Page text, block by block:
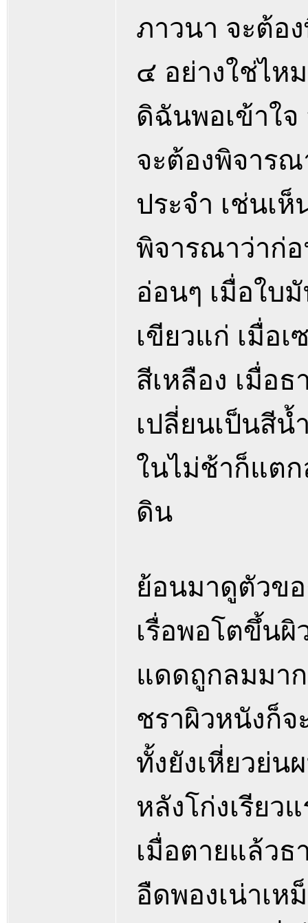
ภาวนา จะต้อ
๔ อย่างใช่ไห
ดิฉันพอเข้าใจ
จะต้องพิจาร
ประจำ เช่นเ
พิจารณาว่าก่
อ่อนๆ เมื่อใบ
เขียวแก่ เมื่อ
สีเหลือง เมื่อ
เปลี่ยนเป็นสี
ในไม่ช้าก็แตก
ดิน
ย้อนมาดูตัวขอ
เรื่อพอโตขึ้นผิ
แดดถูกลมมา
ชราผิวหนังก็จ
ทั้งยังเหี่ยวย่
หลังโก่งเรียว
เมื่อตายแล้ว
อืดพองเน่าเห